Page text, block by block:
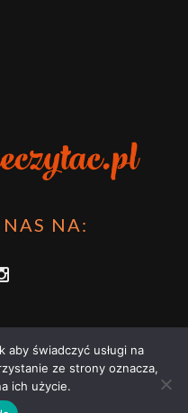
NAS NA:
PLIKI COOKIES |
aby świadczyć usługi na
ze strony oznacza,
ich użycie.